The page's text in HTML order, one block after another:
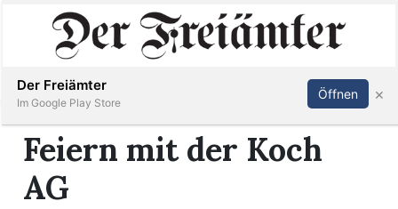
Immobilien
Inserieren Abonnieren Anmelden
Feiern mit der Koch
AG
Der Freiämter
Im Google Play Store
Öffnen ×